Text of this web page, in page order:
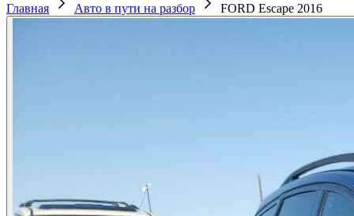
Главная Авто в пути на разбор FORD Escape 2016